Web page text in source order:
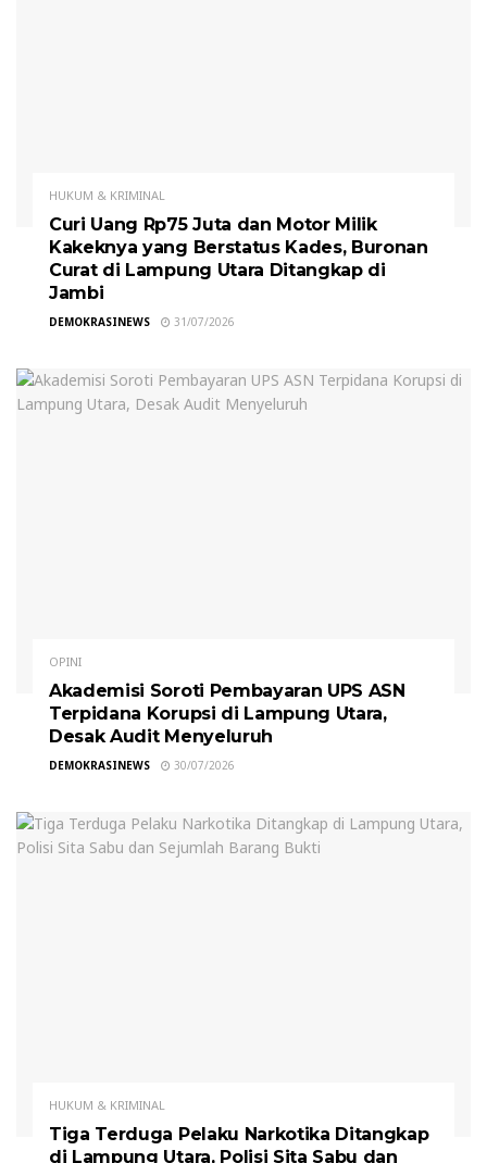
HUKUM & KRIMINAL
Curi Uang Rp75 Juta dan Motor Milik
Kakeknya yang Berstatus Kades, Buronan
Curat di Lampung Utara Ditangkap di
Jambi
DEMOKRASINEWS 31/07/2026
OPINI
Akademisi Soroti Pembayaran UPS ASN
Terpidana Korupsi di Lampung Utara,
Desak Audit Menyeluruh
DEMOKRASINEWS 30/07/2026
HUKUM & KRIMINAL
Tiga Terduga Pelaku Narkotika Ditangkap
di Lampung Utara, Polisi Sita Sabu dan